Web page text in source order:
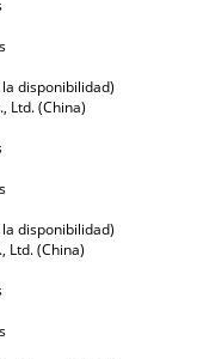
disponibilidad)
Ltd. (China)
disponibilidad)
Ltd. (China)